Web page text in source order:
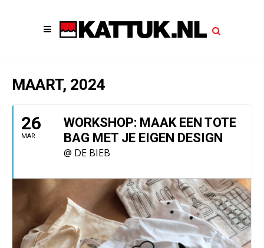
MAART, 2024
26
MAR
WORKSHOP: MAAK EEN TOTE
BAG MET JE EIGEN DESIGN
@ DE BIEB